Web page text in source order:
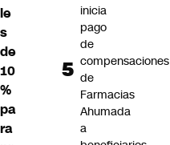
le
s
de
10
%
pa
ra
inicia
pago
de
compensaciones
de
Farmacias
Ahumada
a